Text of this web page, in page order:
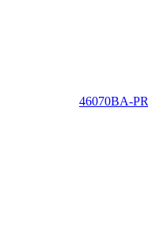
46070BA-PR